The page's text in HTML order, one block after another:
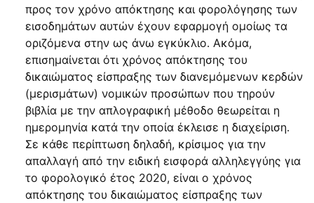
προς τον χρόνο απόκτησης και φορολόγησης των
εισοδημάτων αυτών έχουν εφαρμογή ομοίως τα
οριζόμενα στην ως άνω εγκύκλιο. Ακόμα,
επισημαίνεται ότι χρόνος απόκτησης του
δικαιώματος είσπραξης των διανεμόμενων κερδών
(μερισμάτων) νομικών προσώπων που τηρούν
βιβλία με την απλογραφική μέθοδο θεωρείται η
ημερομηνία κατά την οποία έκλεισε η διαχείριση.
Σε κάθε περίπτωση δηλαδή, κρίσιμος για την
απαλλαγή από την ειδική εισφορά αλληλεγγύης για
το φορολογικό έτος 2020, είναι ο χρόνος
απόκτησης του δικαιώματος είσπραξης των